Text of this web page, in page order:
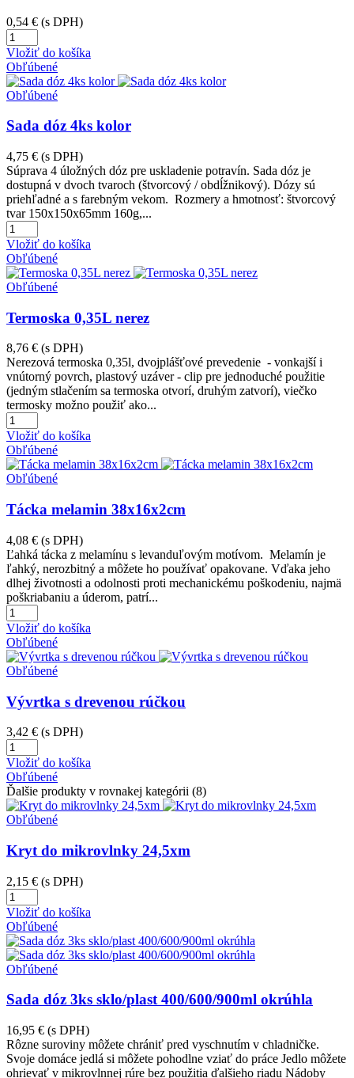
0,54 € (s DPH)
Vložiť do košíka
Obľúbené
Obľúbené
Sada dóz 4ks kolor
4,75 € (s DPH)
Súprava 4 úložných dóz pre uskladenie potravín. Sada dóz je
dostupná v dvoch tvaroch (štvorcový / obdĺžnikový). Dózy sú
priehľadné a s farebným vekom. Rozmery a hmotnosť: štvorcový
tvar 150x150x65mm 160g,...
Vložiť do košíka
Obľúbené
Obľúbené
Termoska 0,35L nerez
8,76 € (s DPH)
Nerezová termoska 0,35l, dvojplášťové prevedenie - vonkajší i
vnútorný povrch, plastový uzáver - clip pre jednoduché použitie
(jedným stlačením sa termoska otvorí, druhým zatvorí), viečko
termosky možno použiť ako...
Vložiť do košíka
Obľúbené
Obľúbené
Tácka melamin 38x16x2cm
4,08 € (s DPH)
Ľahká tácka z melamínu s levanduľovým motívom. Melamín je
ľahký, nerozbitný a môžete ho používať opakovane. Vďaka jeho
dlhej životnosti a odolnosti proti mechanickému poškodeniu, najmä
poškriabaniu a úderom, patrí...
Vložiť do košíka
Obľúbené
Obľúbené
Vývrtka s drevenou rúčkou
3,42 € (s DPH)
Vložiť do košíka
Obľúbené
Ďalšie produkty v rovnakej kategórii (8)
Obľúbené
Kryt do mikrovlnky 24,5xm
2,15 € (s DPH)
Vložiť do košíka
Obľúbené
Obľúbené
Sada dóz 3ks sklo/plast 400/600/900ml okrúhla
16,95 € (s DPH)
Rôzne suroviny môžete chrániť pred vyschnutím v chladničke.
Svoje domáce jedlá si môžete pohodlne vziať do práce Jedlo môžete
ohrievať v mikrovlnnej rúre bez použitia ďalšieho riadu Nádoby